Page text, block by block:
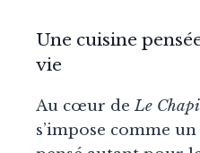
Une cuisine
vie
Au cœur deLe
s’impose comme